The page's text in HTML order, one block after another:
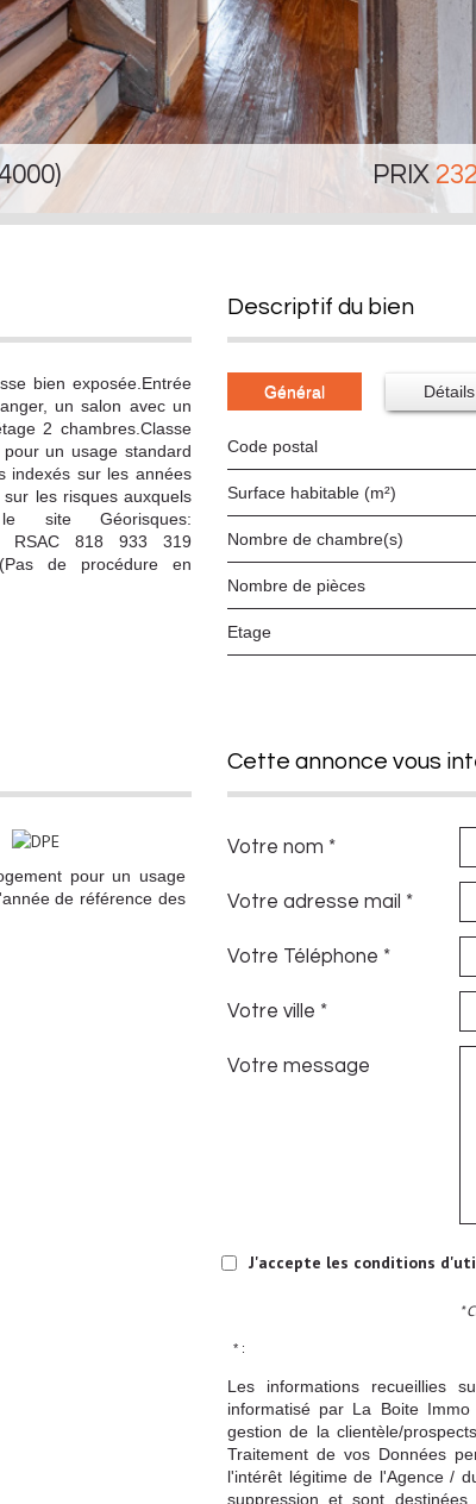
PRIX
bien exposée.Entrée
un salon avec un
2 chambres.Classe
un usage standard
indexés sur les années
les risques auxquels
site Géorisques:
RSAC 818 933 319
de procédure en
descriptif du bien
Général
Code postal
Surface habitable (m²)
Nombre de chambre(s)
Nombre de pièces
Etage
pour un usage
de référence des
cette annonce vous
Votre nom *
Votre adresse mail *
Votre Téléphone *
Votre ville *
Votre message
J'accepte les conditions
*
* :
Les informations recueillies
informatisé par La Boite
gestion de la clientèle/
Traitement de vos Données
l'intérêt légitime de l'Agence /
suppression et sont